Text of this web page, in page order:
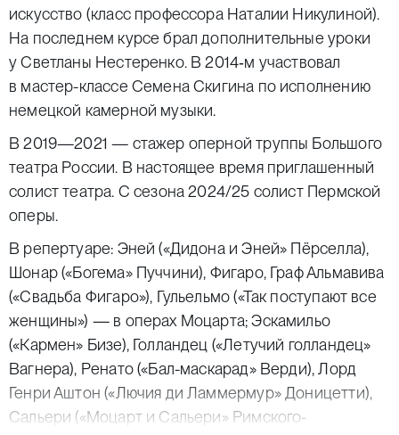
искусство (класс профессора Наталии Никулиной).
На последнем курсе брал дополнительные уроки
у Светланы Нестеренко. В 2014‑м участвовал
в мастер-классе Семена Скигина по исполнению
немецкой камерной музыки.
В 2019—2021 — стажер оперной труппы Большого
театра России. В настоящее время приглашенный
солист театра. С сезона 2024/25 солист Пермской
оперы.
В репертуаре: Эней («Дидона и Эней» Пёрселла),
Шонар («Богема» Пуччини), Фигаро, Граф Альмавива
(«Свадьба Фигаро»), Гульельмо («Так поступают все
женщины») — в операх Моцарта; Эскамильо
(«Кармен» Бизе), Голландец («Летучий голландец»
Вагнера), Ренато («Бал-маскарад» Верди), Лорд
Генри Аштон («Лючия ди Ламмермур» Доницетти),
Сальери («Моцарт и Сальери» Римского-